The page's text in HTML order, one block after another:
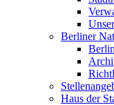
Berliner
Haus der